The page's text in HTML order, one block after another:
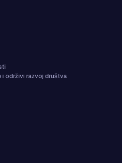
i održivi razvoj društva